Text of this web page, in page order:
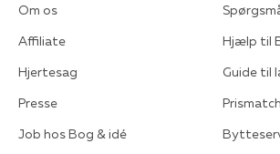
Om os
Affiliate
Hjertesag
Presse
Job hos Bog & idé
Hjælp til
Guide til
Prismatch